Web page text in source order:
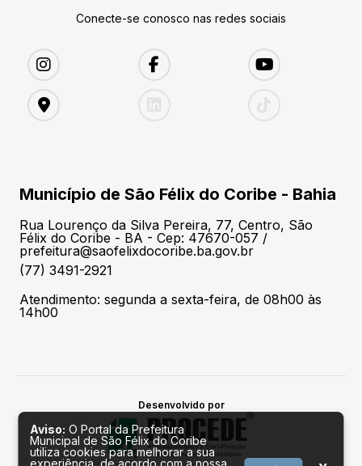
Conecte-se conosco nas redes sociais
Município de São Félix do Coribe - Bahia
Rua Lourenço da Silva Pereira, 77, Centro, São
Félix do Coribe - BA - Cep: 47670-057 /
prefeitura@saofelixdocoribe.ba.gov.br
(77) 3491-2921
Atendimento: segunda a sexta-feira, de 08h00 às
14h00
Desenvolvido por
Aviso: O Portal da Prefeitura
Municipal de São Félix do Coribe
utiliza cookies para melhorar a sua
experiência, de acordo com a nossa